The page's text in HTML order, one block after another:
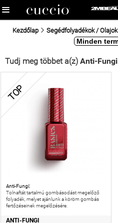
Kezdőlap Segédfolyadékok / Olajok
Tudj meg többet a(z) Anti-Fungi
TOP
Anti-Fungi:
Tolnaftát tartalmú gombásodást megelőző
folyadék, melyet ajánlunk a köröm gombás
fertőzéseinek megelőzésére.
ANTI-FUNGI